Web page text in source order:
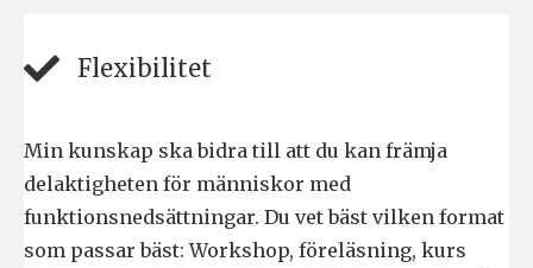
Flexibilitet
Min kunskap ska bidra till att du kan främja
delaktigheten för människor med
funktionsnedsättningar. Du vet bäst vilken format
som passar bäst: Workshop, föreläsning, kurs